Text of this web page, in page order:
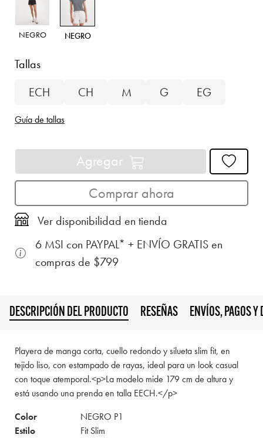
NEGRO NEGRO
Tallas
ECH
CH M G EG
Guía de tallas
Agregar
Comprar ahora
Ver disponibilidad en tienda
6 MSI con PAYPAL* + ENVÍO GRATIS en
compras de $799
DESCRIPCIÓN DEL PRODUCTO RESEÑAS ENVÍOS, PAGOS Y
Playera de manga corta, cuello redondo y silueta slim fit, en
tejido liso, con estampado de rayas, ideal para un look casual
con toque atemporal.<p>La modelo mide 179 cm de altura y
está usando una prenda en talla EECH.</p>
Color
NEGRO P1
Estilo
Fit Slim